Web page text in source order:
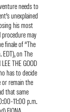
needs to
unexplained
his most
procedure may
finale of “The
on The
THE GOOD
has to decide
or remain the
that same
11:00 p.m.
FIONA